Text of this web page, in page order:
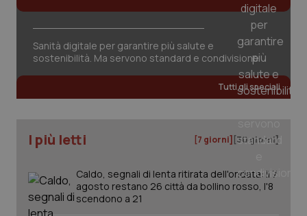
Sanità digitale per garantire più salute e
sostenibilità. Ma servono standard e condivisione
Tutti gli speciali
I più letti [7 giorni] [30 giorni]
Caldo, segnali di lenta ritirata dell'ondata: il 7
agosto restano 26 città da bollino rosso, l'8
scendono a 21
tracking-enable
www.quotidianosanita.it
tracking-sites-ironfish-
www.quotidianosanita.it
_ga
Google LLC
.quotidianosanita.it